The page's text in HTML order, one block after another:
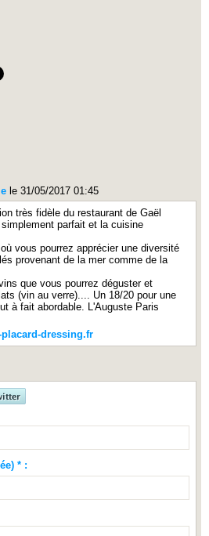
le 31/05/2017 01:45
très fidèle du restaurant de Gaël
parfait et la cuisine
vous pourrez apprécier une diversité
provenant de la mer comme de la
que vous pourrez déguster et
(vin au verre).... Un 18/20 pour une
à fait abordable. L'Auguste Paris
dressing.fr
* :